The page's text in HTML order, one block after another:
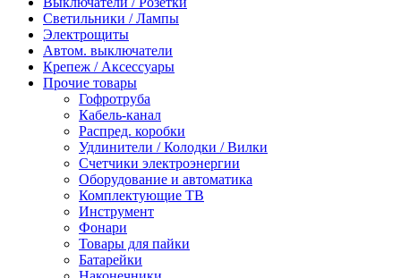
Светильники / Лампы
Электрощиты
Автом. выключатели
Крепеж / Аксессуары
Прочие товары
Гофротруба
Кабель-канал
Распред. коробки
Удлинители / Колодки / Вилки
Счетчики электроэнергии
Оборудование и автоматика
Комплектующие ТВ
Инструмент
Фонари
Товары для пайки
Батарейки